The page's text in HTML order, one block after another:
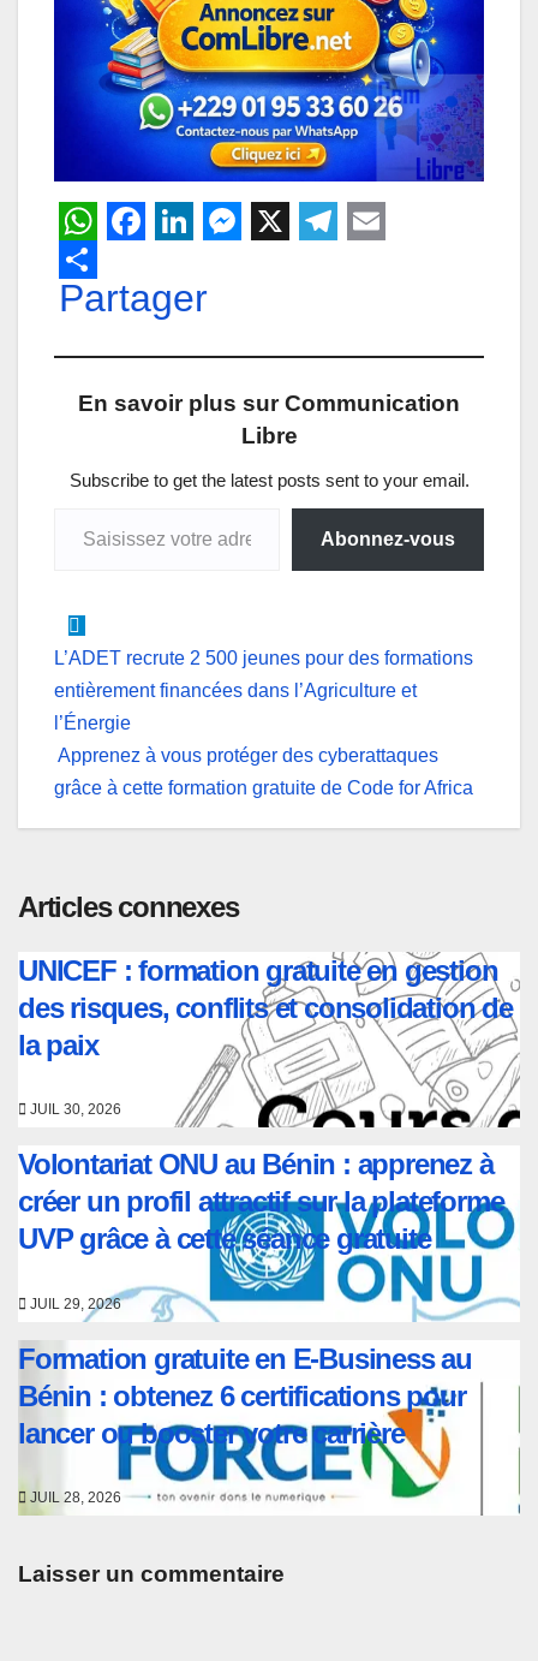
W
h
p
a
b
o
k
i
e
I
n
e
e
g
e
g
a
m
l
Partager
En savoir plus sur Communication
Libre
Subscribe to get the latest posts sent to your email.
Abonnez-vous
Navigation
de
l’article
L’ADET recrute 2 500 jeunes pour des formations
entièrement financées dans l’Agriculture et
l’Énergie
Apprenez à vous protéger des cyberattaques
grâce à cette formation gratuite de Code for Africa
Articles connexes
UNICEF : formation gratuite en gestion
des risques, conflits et consolidation de
la paix
JUIL 30, 2026
Volontariat ONU au Bénin : apprenez à
créer un profil attractif sur la plateforme
UVP grâce à cette séance gratuite
JUIL 29, 2026
Formation gratuite en E-Business au
Bénin : obtenez 6 certifications pour
lancer ou booster votre carrière
JUIL 28, 2026
Laisser un commentaire